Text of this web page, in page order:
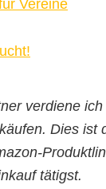
Vereine
verdiene ich
Dies ist
tätigst.